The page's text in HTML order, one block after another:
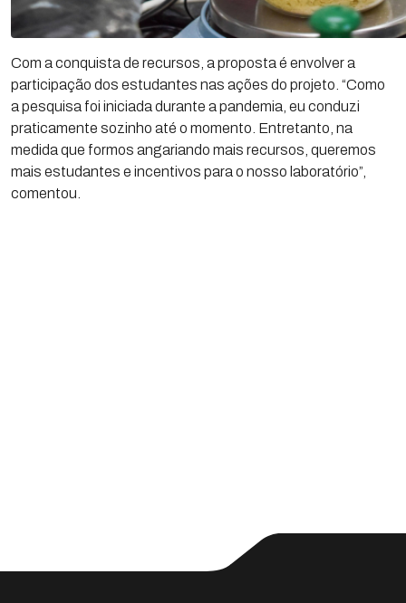
Com a conquista de recursos, a proposta é envolver a
participação dos estudantes nas ações do projeto. “Como
a pesquisa foi iniciada durante a pandemia, eu conduzi
praticamente sozinho até o momento. Entretanto, na
medida que formos angariando mais recursos, queremos
mais estudantes e incentivos para o nosso laboratório”,
comentou.